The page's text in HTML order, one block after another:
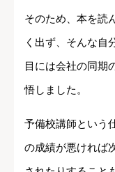
そのため、本を読
く出ず、そんな自
目には会社の同期
悟しました。
予備校講師という
の成績が悪ければ